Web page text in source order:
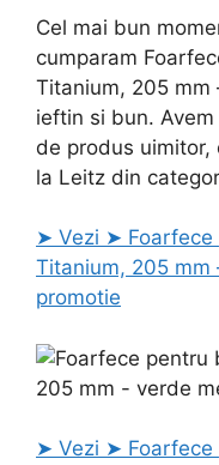
Cel mai bun
cumparam
Titanium, 205 mm
ieftin si bun.
de produs
la Leitz din
➤ Vezi ➤ Foarfece
Titanium, 205 mm
promotie
➤ Vezi ➤ Foarfece